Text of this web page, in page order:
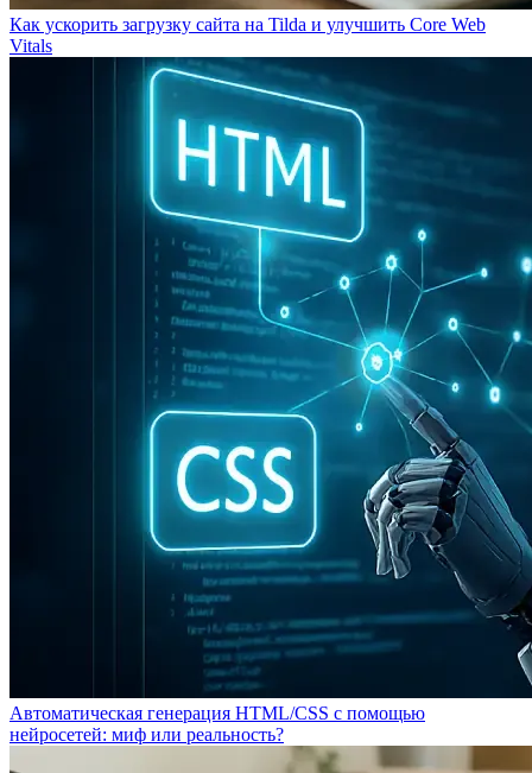
Как ускорить загрузку сайта на Tilda и улучшить Core Web
Vitals
Автоматическая генерация HTML/CSS с помощью
нейросетей: миф или реальность?